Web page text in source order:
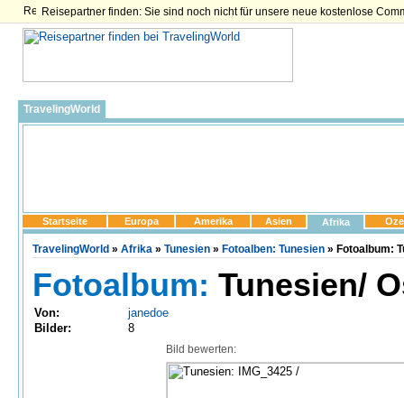
Reisepartner finden: Sie sind noch nicht für unsere neue kostenlose
TravelingWorld
Startseite Europa Amerika Asien Afrika
TravelingWorld » Afrika » Tunesien » Fotoalben: Tunesien » Fotoalbum:
Fotoalbum: Tunesien/
Von:
janedoe
Bilder:
8
Bild bewerten: